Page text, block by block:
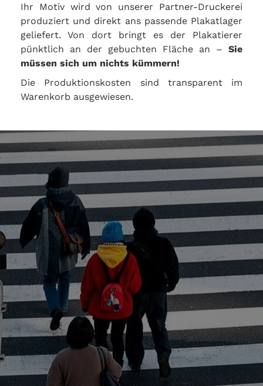
Ihr Motiv wird von unserer Partner-Druckerei
produziert und direkt ans passende Plakatlager
geliefert. Von dort bringt es der Plakatierer
pünktlich an der gebuchten Fläche an – Sie
müssen sich um nichts kümmern!
Die Produktionskosten sind transparent im
Warenkorb ausgewiesen.